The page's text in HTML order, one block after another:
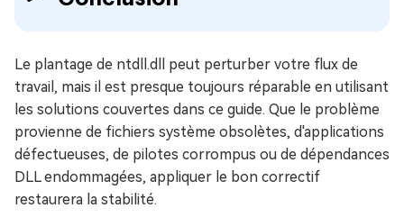
Le plantage de ntdll.dll peut perturber votre flux de
travail, mais il est presque toujours réparable en utilisant
les solutions couvertes dans ce guide. Que le problème
provienne de fichiers système obsolètes, d'applications
défectueuses, de pilotes corrompus ou de dépendances
DLL endommagées, appliquer le bon correctif
restaurera la stabilité.